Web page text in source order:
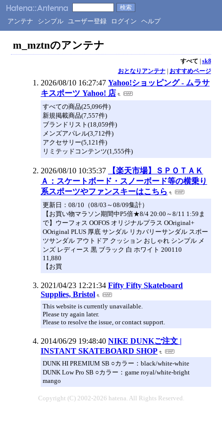
アンテナ シンプル ユーザー登録 ログイン ヘルプ
m_mztnのアンテナ
すべて | sk8
おとなりアンテナ| おすすめページ
2026/08/10 16:27:47 Yahoo!ショッピング - ムラサ
キスポーツ Yahoo! 店
すべての商品(25,096件)
新規掲載商品(7,557件)
ブランドリスト(18,059件)
メンズアパレル(3,712件)
アクセサリー(5,121件)
リミテッドコンテンツ(1,555件)
2026/08/10 10:35:37
【楽天市場】ＳＰＯＴＡＫ
Ａ：スケートボード・スノーボード等の横乗り
系スポーツやファンスキーはこちら
更新日：08/10（08/03～08/09集計）
【お買い物マラソン期間中P5倍★8/4 20:00～8/11 1:59ま
で】ウーフォス OOFOS オリジナルプラス OOriginal+
OOriginal PLUS 厚底 サンダル リカバリーサンダル スポー
ツサンダル アウトドア クッション おしゃれ シンプル メ
ンズ レディース 黒 ブラック 白 ホワイト 200110
11,880
【お買
2021/04/23 12:21:34 Fifty Fifty Skateboard
Supplies, Bristol
This website is currently unavailable.
Please try again later.
Please to resolve the issue, or contact support.
2014/06/29 19:48:40 NIKE DUNKご注文 |
INSTANT SKATEBOARD SHOP
DUNK HI PREMIUM SB ○カラー：black/white-white
DUNK Low Pro SB ○カラー：game royal/white-bright
mango
Copyright (C) 2002-2026 hatena. All Rights Reserved.